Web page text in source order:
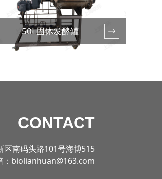
50L固体发酵罐
CONTACT
区南码头路101号海博515
：biolianhuan@163.com